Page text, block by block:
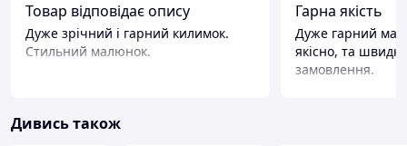
Товар відповідає опису
Дуже зрічний і гарний килимок.
Стильний малюнок.
Гарна якість
Дуже гарний
якісно, та
замовлення.
Дивись також